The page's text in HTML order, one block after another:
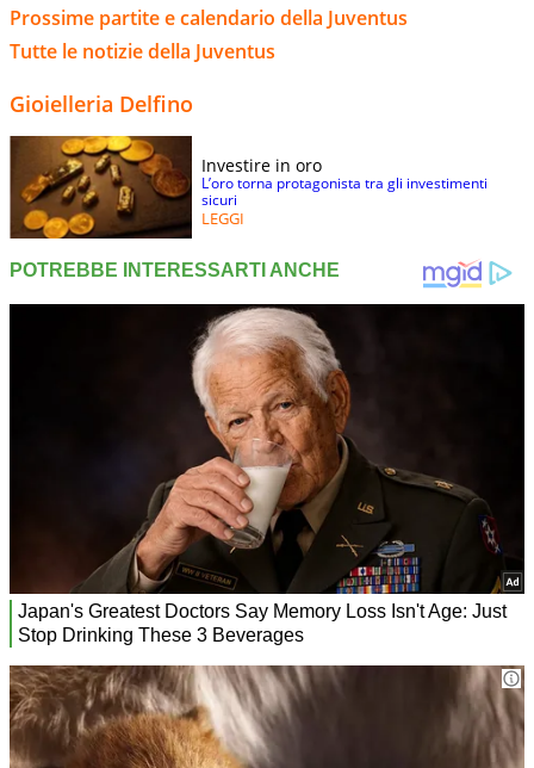
Prossime partite e calendario della Juventus
Tutte le notizie della Juventus
Gioielleria Delfino
Investire in oro
L’oro torna protagonista tra gli investimenti
sicuri
LEGGI